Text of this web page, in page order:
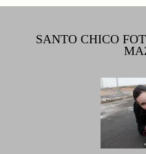
SANTO CHICO